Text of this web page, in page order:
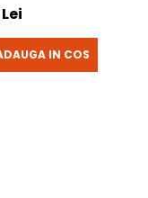
IN COS